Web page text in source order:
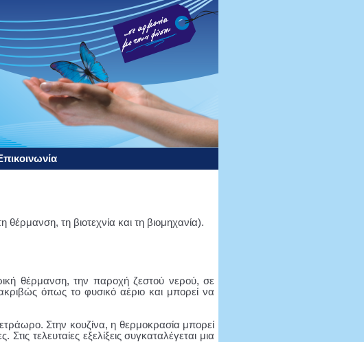
θέρμανση, τη βιοτεχνία και τη βιομηχανία).
θέρμανση, την παροχή ζεστού νερού, σε
όπως το φυσικό αέριο και μπορεί να
Στην κουζίνα, η θερμοκρασία μπορεί
τελευταίες εξελίξεις συγκαταλέγεται μια